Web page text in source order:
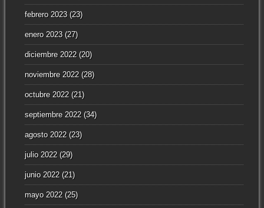
febrero 2023(23)
enero 2023(27)
diciembre 2022(20)
noviembre 2022(28)
octubre 2022(21)
septiembre 2022(34)
agosto 2022(23)
julio 2022(29)
junio 2022(21)
mayo 2022(25)